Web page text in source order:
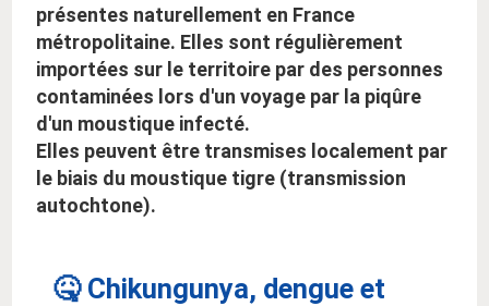
présentes naturellement en France
métropolitaine. Elles sont régulièrement
importées sur le territoire par des personnes
contaminées lors d'un voyage par la piqûre
d'un moustique infecté.
Elles peuvent être transmises localement par
le biais du moustique tigre (transmission
autochtone).
🤒 Chikungunya, dengue et